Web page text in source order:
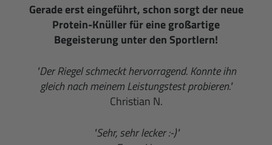
Gerade erst eingeführt, schon sorgt der neue
Protein-Knüller für eine großartige
Begeisterung unter den Sportlern!
"Der Riegel schmeckt hervorragend. Konnte ihn
gleich nach meinem Leistungstest probieren."
Christian N.
"Sehr, sehr lecker :-)"